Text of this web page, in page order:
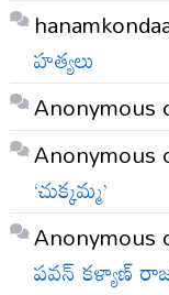
హత్యలు
Anonymous
Anonymous
‘చుక్కమ్మ’
Anonymous
పవన్ కళ్యాణ్